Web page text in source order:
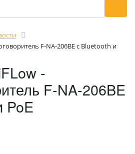
F-NA-206BE с Bluetooth и
-
F-NA-206BE
PoE